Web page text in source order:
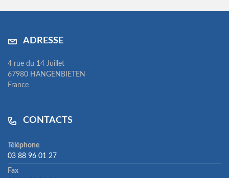
ADRESSE
4 rue du 14 Juillet
67980 HANGENBIETEN
France
CONTACTS
Téléphone
03 88 96 01 27
Fax